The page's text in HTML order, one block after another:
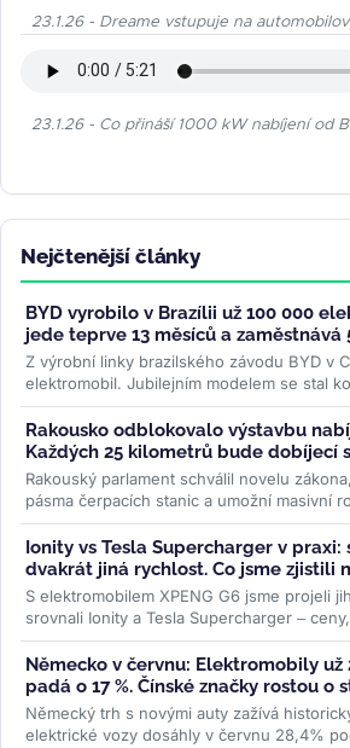
23.1.26 - Dreame vstupuje na
23.1.26 - Co přináší 1000 kW nabíjení od
Nejčtenější články
BYD vyrobilo v Brazílii už 100 000
jede teprve 13 měsíců a zaměstnává
Z výrobní linky brazilského závodu BYD v
elektromobil. Jubilejním modelem se stal
a...>>
Rakousko odblokovalo výstavbu
Každých 25 kilometrů bude dobíjecí
Rakouský parlament schválil novelu
pásma čerpacích stanic a umožní masivní
infrastruktury....>>
Ionity vs Tesla Supercharger v praxi:
dvakrát jiná rychlost. Co jsme zjistili
S elektromobilem XPENG G6 jsme projeli
srovnali Ionity a Tesla Supercharger –
spolehlivost. Na stejné...>>
Německo v červnu: Elektromobily už
padá o 17 %. Čínské značky rostou o
Německý trh s novými auty zažívá
elektrické vozy dosáhly v červnu 28,4%